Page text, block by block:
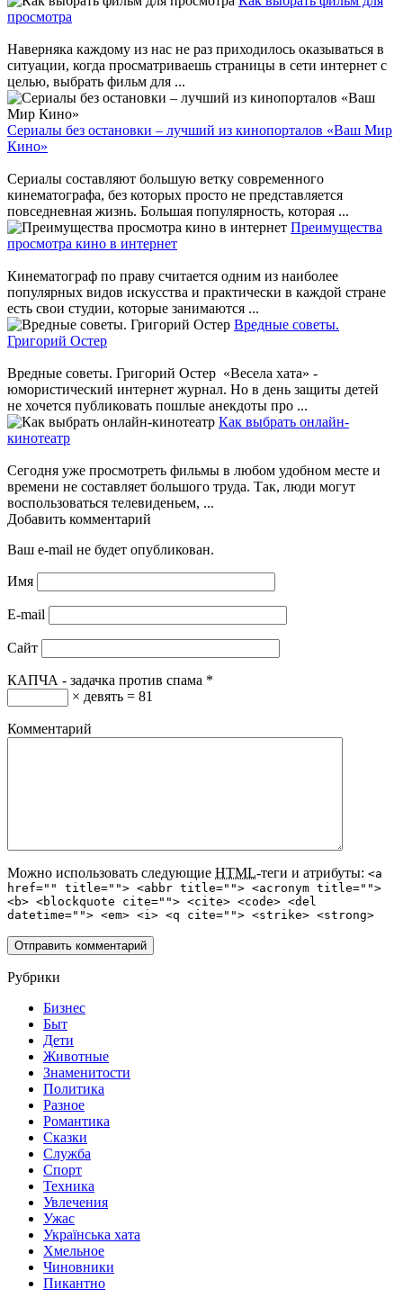
просмотра
Наверняка каждому из нас не раз приходилось оказываться в
ситуации, когда просматриваешь страницы в сети интернет с
целью, выбрать фильм для ...
Сериалы без остановки – лучший из кинопорталов «Ваш Мир
Кино»
Сериалы составляют большую ветку современного
кинематографа, без которых просто не представляется
повседневная жизнь. Большая популярность, которая ...
Преимущества
просмотра кино в интернет
Кинематограф по праву считается одним из наиболее
популярных видов искусства и практически в каждой стране
есть свои студии, которые занимаются ...
Вредные советы.
Григорий Остер
Вредные советы. Григорий Остер «Весела хата» -
юмористический интернет журнал. Но в день защиты детей
не хочется публиковать пошлые анекдоты про ...
Как выбрать онлайн-
кинотеатр
Сегодня уже просмотреть фильмы в любом удобном месте и
времени не составляет большого труда. Так, люди могут
воспользоваться телевиденьем, ...
Добавить комментарий
Ваш e-mail не будет опубликован.
Имя
E-mail
Сайт
КАПЧА - задачка против спама *
× девять = 81
Комментарий
Можно использовать следующие HTML-теги и атрибуты: <a
href="" title=""> <abbr title=""> <acronym title="">
<b> <blockquote cite=""> <cite> <code> <del
datetime=""> <em> <i> <q cite=""> <strike> <strong>
Рубрики
Бизнес
Быт
Дети
Животные
Знаменитости
Политика
Разное
Романтика
Сказки
Служба
Спорт
Техника
Увлечения
Ужас
Українська хата
Хмельное
Чиновники
Пикантно